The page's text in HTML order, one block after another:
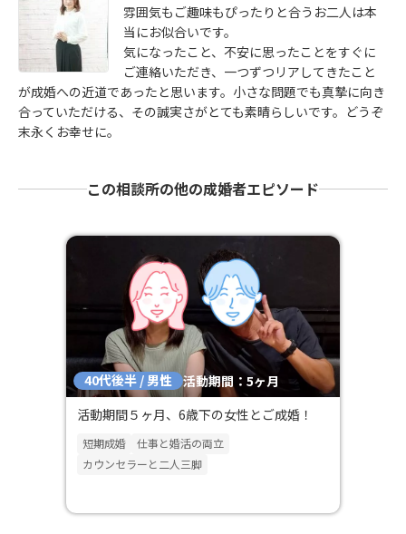
雰囲気もご趣味もぴったりと合うお二人は本
当にお似合いです。
気になったこと、不安に思ったことをすぐに
ご連絡いただき、一つずつリアしてきたこと
が成婚への近道であったと思います。小さな問題でも真摯に向き
合っていただける、その誠実さがとても素晴らしいです。どうぞ
末永くお幸せに。
この相談所の他の成婚者エピソード
40代後半 / 男性 活動期間：5ヶ月
活動期間５ヶ月、6歳下の女性とご成婚！
短期成婚
仕事と婚活の両立
カウンセラーと二人三脚